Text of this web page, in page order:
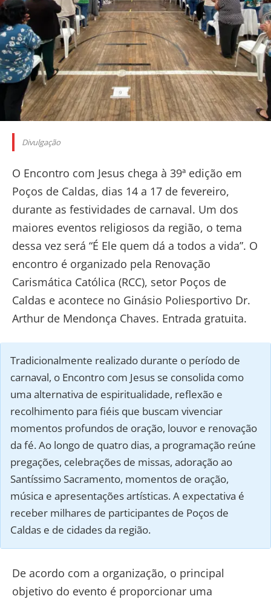
Divulgação
O Encontro com Jesus chega à 39ª edição em
Poços de Caldas, dias 14 a 17 de fevereiro,
durante as festividades de carnaval. Um dos
maiores eventos religiosos da região, o tema
dessa vez será “É Ele quem dá a todos a vida”. O
encontro é organizado pela Renovação
Carismática Católica (RCC), setor Poços de
Caldas e acontece no Ginásio Poliesportivo Dr.
Arthur de Mendonça Chaves. Entrada gratuita.
Tradicionalmente realizado durante o período de
carnaval, o Encontro com Jesus se consolida como
uma alternativa de espiritualidade, reflexão e
recolhimento para fiéis que buscam vivenciar
momentos profundos de oração, louvor e renovação
da fé. Ao longo de quatro dias, a programação reúne
pregações, celebrações de missas, adoração ao
Santíssimo Sacramento, momentos de oração,
música e apresentações artísticas. A expectativa é
receber milhares de participantes de Poços de
Caldas e de cidades da região.
De acordo com a organização, o principal
objetivo do evento é proporcionar uma